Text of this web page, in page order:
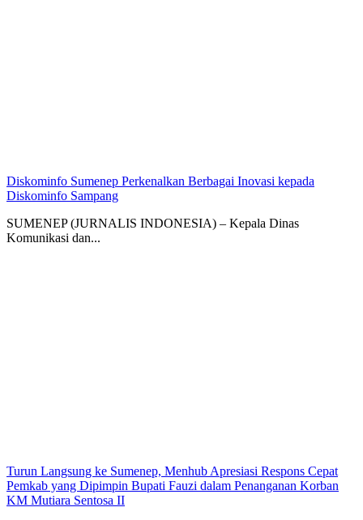
Diskominfo Sumenep Perkenalkan Berbagai Inovasi kepada
Diskominfo Sampang
SUMENEP (JURNALIS INDONESIA) – Kepala Dinas
Komunikasi dan...
Turun Langsung ke Sumenep, Menhub Apresiasi Respons Cepat
Pemkab yang Dipimpin Bupati Fauzi dalam Penanganan Korban
KM Mutiara Sentosa II